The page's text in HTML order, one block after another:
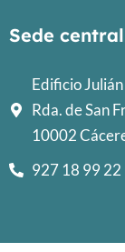
Sede central
Edificio
Rda. de San
10002
927 18 99 22